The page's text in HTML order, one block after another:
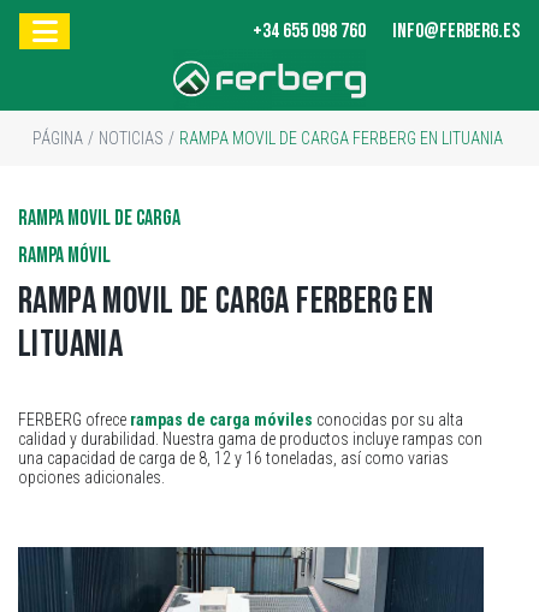
+34 655 098 760 INFO@FERBERG.ES
PÁGINA / NOTICIAS / RAMPA MOVIL DE CARGA FERBERG EN LITUANIA
RAMPA MOVIL DE CARGA
RAMPA MÓVIL
Rampa movil de carga FERBERG en
Lituania
FERBERG ofrece rampas de carga móviles conocidas por su alta
calidad y durabilidad. Nuestra gama de productos incluye rampas con
una capacidad de carga de 8, 12 y 16 toneladas, así como varias
opciones adicionales.